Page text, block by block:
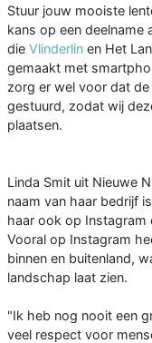
Stuur jouw mooiste
kans op een deelname
die Vlinderlin en Het
gemaakt met
zorg er wel voor dat
gestuurd, zodat wij
plaatsen.
Linda Smit uit Nieuwe
naam van haar bedrijf
haar ook op Instagram
Vooral op Instagram
binnen en buitenland,
landschap laat zien.
"Ik heb nog nooit een
veel respect voor